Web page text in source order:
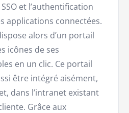
et l’authentification
applications connectées.
alors d’un portail
icônes de ses
en un clic. Ce portail
être intégré aisément,
dans l’intranet existant
Grâce aux